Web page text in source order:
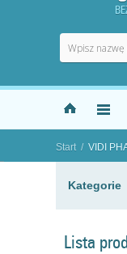
Start / VIDI
"
Kategorie
Lista